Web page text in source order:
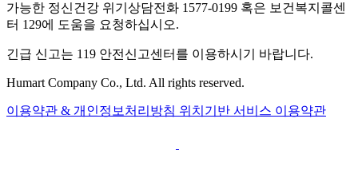
가능한 정신건강 위기상담전화 1577-0199 혹은 보건복지콜센
터 129에 도움을 요청하십시오.
긴급 신고는 119 안전신고센터를 이용하시기 바랍니다.
Humart Company Co., Ltd. All rights reserved.
이용약관 & 개인정보처리방침 위치기반 서비스 이용약관